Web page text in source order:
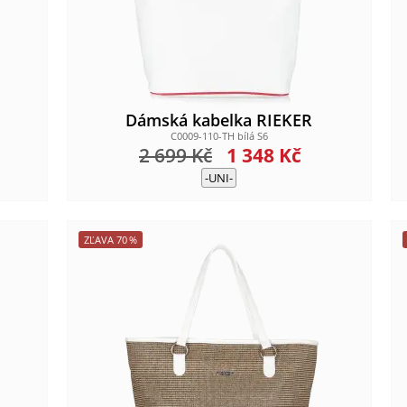
Dámská kabelka RIEKER
C0009-110-TH bílá S6
1 348 Kč
2 699Kč
-UNI-
ZĽAVA 70%